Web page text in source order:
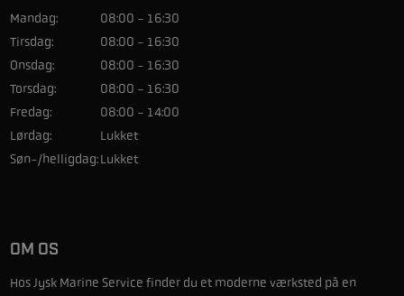
Mandag:
08:00 - 16:30
Tirsdag:
08:00 - 16:30
Onsdag:
08:00 - 16:30
Torsdag:
08:00 - 16:30
Fredag:
08:00 - 14:00
Lørdag:
Lukket
Søn-/helligdag:Lukket
OM OS
Hos Jysk Marine Service finder du et moderne værksted på en